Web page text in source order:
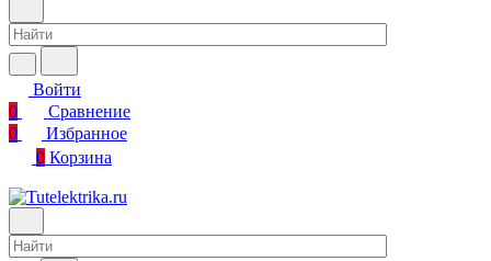
Войти
0
Сравнение
0
Избранное
0 Корзина